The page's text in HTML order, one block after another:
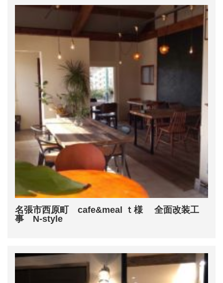
名張市西原町 cafe&meal ｔ様 全面改装工
事 N-style